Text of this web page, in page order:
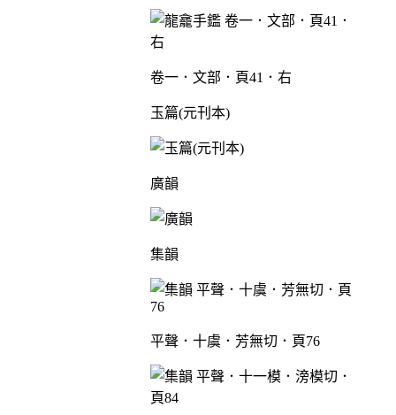
卷一．文部．頁41．右
玉篇(元刊本)
廣韻
集韻
平聲．十虞．芳無切．頁76